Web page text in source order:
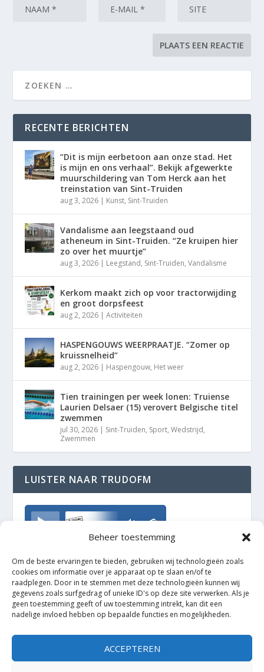
Beheer toestemming
Om de beste ervaringen te bieden, gebruiken wij technologieën zoals
cookies om informatie over je apparaat op te slaan en/of te
raadplegen. Door in te stemmen met deze technologieën kunnen wij
gegevens zoals surfgedrag of unieke ID's op deze site verwerken. Als je
geen toestemming geeft of uw toestemming intrekt, kan dit een
nadelige invloed hebben op bepaalde functies en mogelijkheden.
ACCEPTEREN
RECENTE BERICHTEN
“Dit is mijn eerbetoon aan onze stad. Het
is mijn en ons verhaal”. Bekijk afgewerkte
muurschildering van Tom Herck aan het
treinstation van Sint-Truiden
aug 3, 2026 | Kunst, Sint-Truiden
Vandalisme aan leegstaand oud
atheneum in Sint-Truiden. “Ze kruipen hier
zo over het muurtje”
aug 3, 2026 | Leegstand, Sint-Truiden,Vandalisme
Kerkom maakt zich op voor tractorwijding
en groot dorpsfeest
aug 2, 2026 |Activiteiten
HASPENGOUWS WEERPRAATJE. “Zomer op
kruissnelheid”
aug 2, 2026 | Haspengouw, Het weer
Tien trainingen per week lonen: Truiense
Laurien Delsaer (15) verovert Belgische titel
zwemmen
jul 30, 2026 | Sint-Truiden, Sport,Wedstrijd,
Zwemmen
LUISTER NAAR TRUDOFM
TrudoFM